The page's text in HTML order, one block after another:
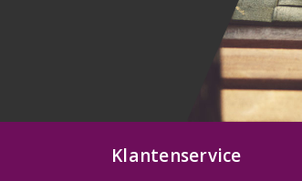
Klantenservice